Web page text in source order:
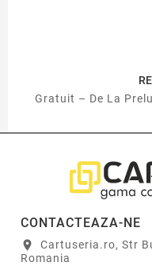
Gratuit – De La
CONTACTEAZA-NE
location_on
Cartuseria.ro, Str
Romania